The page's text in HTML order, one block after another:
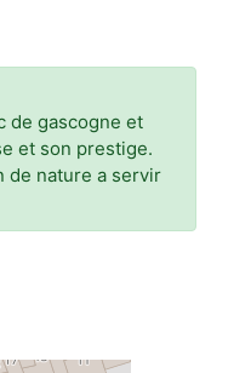
de gascogne et
et son prestige.
de nature a servir